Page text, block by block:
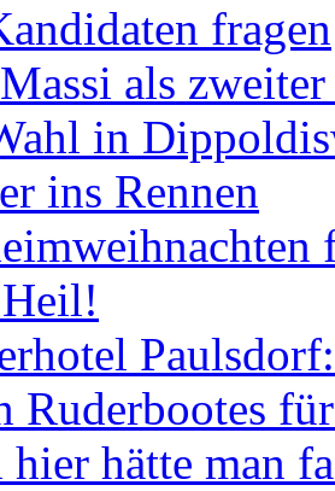
fragen
als
in
ins Rennen
Ruderbootes
hätte man